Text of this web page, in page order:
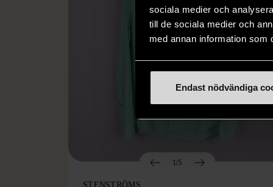
sociala medier och
till de sociala medier och
med annan information som
Endast nödvändiga
1/5
STENSTRÖMS